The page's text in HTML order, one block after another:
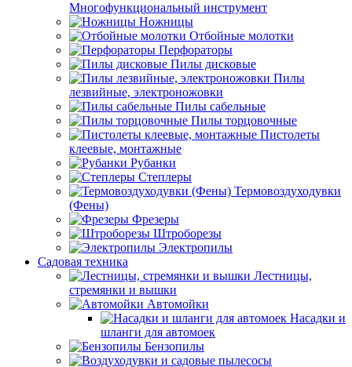
Многофункциональный инструмент
Ножницы
Отбойные молотки
Перфораторы
Пилы дисковые
Пилы
лезвийные, электроножовки
Пилы сабельные
Пилы торцовочные
Пистолеты
клеевые, монтажные
Рубанки
Степлеры
Термовоздуходувки
(Фены)
Фрезеры
Штроборезы
Электропилы
Садовая техника
Лестницы,
стремянки и вышки
Автомойки
Насадки и
шланги для автомоек
Бензопилы